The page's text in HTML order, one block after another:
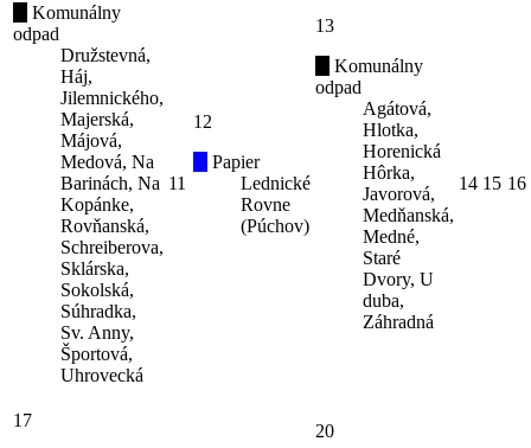
Komunálny
odpad
Družstevná,
Háj,
Jilemnického,
Majerská,
Májová,
Medová, Na
Barinách, Na
Kopánke,
Rovňanská,
Schreiberova,
Sklárska,
Sokolská,
Súhradka,
Sv. Anny,
Športová,
Uhrovecká
11
12
Papier
Lednické
Rovne
(Púchov)
13
Komunálny
odpad
Agátová,
Hlotka,
Horenická
Hôrka,
Javorová,
Medňanská,
Medné,
Staré
Dvory, U
duba,
Záhradná
14 15 16
17
20